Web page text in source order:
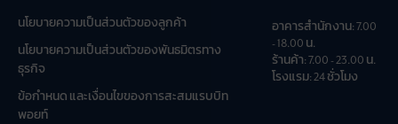
นโยบายความเป็นส่วนตัวของลูกค้า
นโยบายความเป็นส่วนตัวของพันธมิตรทาง
ธุรกิจ
ข้อกำหนด และเงื่อนไขของการสะสมแรบบิท
พอยท์
อาคารสำนักงาน: 7.00
- 18.00 น.
ร้านค้า: 7.00 - 23.00 น.
โรงแรม: 24 ชั่วโมง